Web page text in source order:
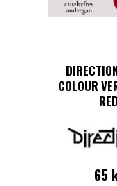
COLOUR
RED
65